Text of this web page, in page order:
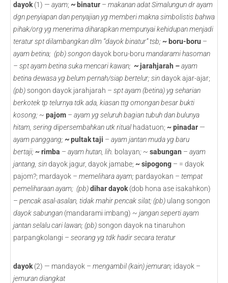
dayok (1) — ayam; ~ binatur – makanan adat Simalungun dr ayam
dgn penyiapan dan penyajian yg memberi makna simbolistis bahwa
pihak/org yg menerima diharapkan mempunyai kehidupan menjadi
teratur spt dilambangkan dlm “dayok binatur” tsb;~ boru-boru –
ayam betina; (pb) songondayok boru-boru mandarami hasoman
– spt ayam betina suka mencari kawan; ~jarahjarah –ayam
betina dewasa yg belum pernah/siap bertelur; sindayok ajar-ajar;
(pb)songon dayok jarahjarah – spt ayam (betina) yg seharian
berkotek tp telurnya tdk ada, kiasan ttg omongan besar bukti
kosong; ~ pajom – ayam yg seluruh bagian tubuh dan bulunya
hitam, sering dipersembahkan utk ritual hadatuon; ~ pinadar —
ayam panggang;~pultak taji – ayam jantan muda yg baru
bertaji;~ rimba – ayam hutan, lih. bolayan; ~ sabungan – ayam
jantang, sindayok jagur, dayok jamabe; ~ sipogong – = dayok
pajom?; mardayok – memelihara ayam; pardayokan – tempat
pemeliharaan ayam; (pb)dihar dayok (dob hona ase isakahkon)
– pencak asal-asalan, tidak mahir pencak silat; (pb) ulang songon
dayok sabungan (mandarami imbang) ~ jangan seperti ayam
jantan selalu cari lawan; (pb)songon dayok na tinaruhon
parpangkolangi – seorang yg tdk hadir secara teratur
dayok (2) — mandayok – mengambil (kain) jemuran; idayok –
jemuran diangkat